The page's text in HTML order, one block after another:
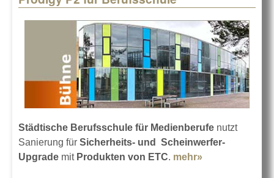
Städtische Berufsschule für Medienberufe nutzt
Sanierung für Sicherheits- und Scheinwerfer-
Upgrade mit Produkten von ETC. mehr»